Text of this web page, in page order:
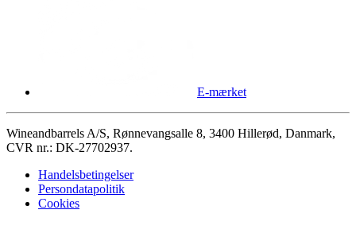
E-mærket
Wineandbarrels A/S, Rønnevangsalle 8, 3400 Hillerød, Danmark,
CVR nr.: DK-27702937.
Handelsbetingelser
Persondatapolitik
Cookies